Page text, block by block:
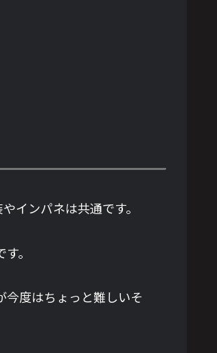
インパネは共通です。
。
今度はちょっと難しいそ